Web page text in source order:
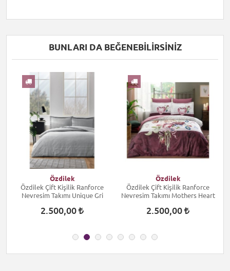
BUNLARI DA BEĞENEBILIRSINIZ
Özdilek
Özdilek Çift Kişilik Ranforce
Nevresim Takımı Unique Gri
2.500,00
Özdilek
Özdilek Çift Kişilik Ranforce
Nevresim Takımı Mothers Heart
2.500,00